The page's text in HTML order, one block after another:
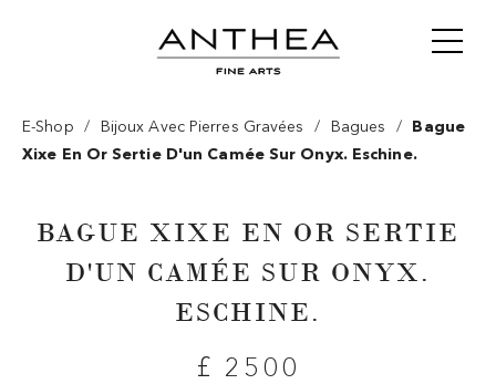
E-Shop / Bijoux Avec Pierres Gravées / Bagues /
Bague
Xixe En Or Sertie D'un Camée Sur Onyx. Eschine.
BAGUE XIXE EN OR SERTIE
D'UN CAMÉE SUR ONYX.
ESCHINE.
£ 2500